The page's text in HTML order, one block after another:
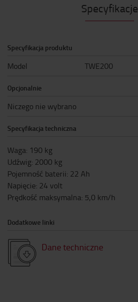
Specyfikacje
Specyfikacja produktu
Model TWE200
Opcjonalnie
Niczego nie wybrano
Specyfikacja techniczna
Waga: 190 kg
Udźwig: 2000 kg
Pojemność baterii: 22 Ah
Napięcie: 24 volt
Prędkość maksymalna: 5,0 km/h
Dodatkowe linki
Dane techniczne